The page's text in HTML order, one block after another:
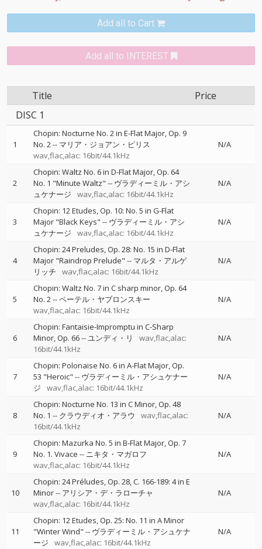
Add all to Cart
Add all to INTEREST
Title
Price
DISC 1
1
Chopin: Nocturne No. 2 in E-Flat Major, Op. 9
No. 2-- マリア・ジョアン・ピリス
wav,flac,alac: 16bit/44.1kHz
N/A
2
Chopin: Waltz No. 6 in D-Flat Major, Op. 64
No. 1 "Minute Waltz" -- ヴラディーミル・アシ
ュケナージ
wav,flac,alac: 16bit/44.1kHz
N/A
3
Chopin: 12 Etudes, Op. 10: No. 5 in G-Flat
Major "Black Keys" -- ヴラディーミル・アシ
ュケナージ
wav,flac,alac: 16bit/44.1kHz
N/A
4
Chopin: 24 Preludes, Op. 28: No. 15 in D-Flat
Major "Raindrop Prelude" -- マルタ・アルゲ
リッチ
wav,flac,alac: 16bit/44.1kHz
N/A
5
Chopin: Waltz No. 7 in C sharp minor, Op. 64
No. 2--ペーテル・ヤブロンスキー
wav,flac,alac: 16bit/44.1kHz
N/A
6
Chopin: Fantaisie-Impromptu in C-Sharp
Minor, Op. 66--ユンディ・リ
wav,flac,alac:
16bit/44.1kHz
N/A
7
Chopin: Polonaise No. 6 in A-Flat Major, Op.
53 "Heroic" -- ヴラディーミル・アシュケナー
ジ
wav,flac,alac: 16bit/44.1kHz
N/A
8
Chopin: Nocturne No. 13 in C Minor, Op. 48
No. 1 -- クラウディオ・アラウ
wav,flac,alac:
16bit/44.1kHz
N/A
9
Chopin: Mazurka No. 5 in B-Flat Major, Op. 7
No. 1. Vivace -- ニキタ・マガロフ
wav,flac,alac: 16bit/44.1kHz
N/A
10
Chopin: 24 Préludes, Op. 28, C. 166-189: 4 in E
Minor-- アリシア・デ・ラローチャ
wav,flac,alac: 16bit/44.1kHz
N/A
11
Chopin: 12 Etudes, Op. 25: No. 11 in A Minor
"Winter Wind" -- ヴラディーミル・アシュケナ
ージ
wav,flac,alac: 16bit/44.1kHz
N/A